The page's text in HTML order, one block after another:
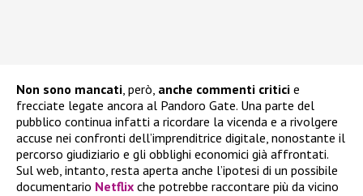
Non sono mancati, però, anche commenti critici e
frecciate legate ancora al Pandoro Gate. Una parte del
pubblico continua infatti a ricordare la vicenda e a rivolgere
accuse nei confronti dell’imprenditrice digitale, nonostante il
percorso giudiziario e gli obblighi economici già affrontati.
Sul web, intanto, resta aperta anche l’ipotesi di un possibile
documentario Netflix che potrebbe raccontare più da vicino